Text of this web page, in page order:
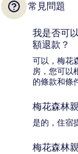
常見問題
我是否可
額退款？
可以，梅花
房，您可以
的條款和條
梅花森林
是的，住宿
梅花森林